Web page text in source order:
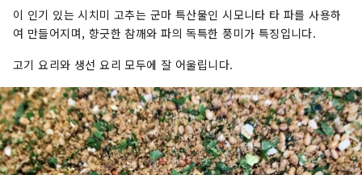
이 인기 있는 시치미 고추는 군마 특산물인 시모니타 타 파를 사용하
여 만들어지며, 향긋한 참깨와 파의 독특한 풍미가 특징입니다.
고기 요리와 생선 요리 모두에 잘 어울립니다.